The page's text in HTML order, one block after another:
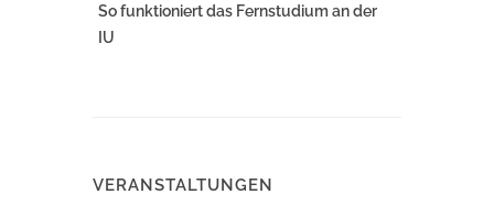
So funktioniert das Fernstudium an der
IU
VERANSTALTUNGEN